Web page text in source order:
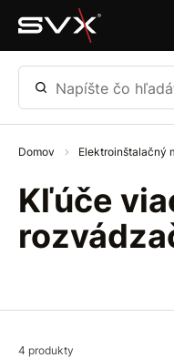
Preskočiť na hlavný obsah
Napíšte čo
Domov Elektroinštalačný
Kľúče
4 produkty